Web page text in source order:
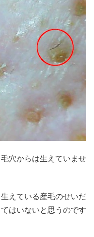
穴からは生えていませ
えている産毛のせいだ
はいないと思うのです